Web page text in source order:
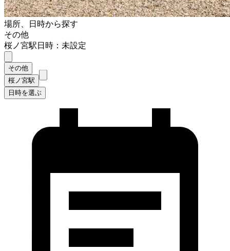
場所、日時から探す
その他
桜ノ宮駅日時：未設定
その他
桜ノ宮駅
日時を選ぶ